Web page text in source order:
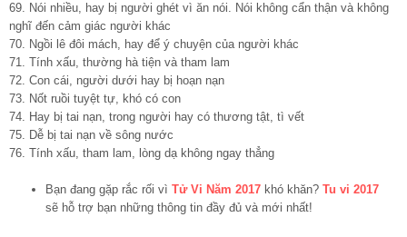
69. Nói nhiều, hay bị người ghét vì ăn nói. Nói không cẩn thận và không
nghĩ đến cảm giác người khác
70. Ngồi lê đôi mách, hay để ý chuyện của người khác
71. Tính xấu, thường hà tiện và tham lam
72. Con cái, người dưới hay bị hoạn nạn
73. Nốt ruồi tuyệt tự, khó có con
74. Hay bị tai nạn, trong người hay có thương tật, tì vết
75. Dễ bị tai nạn về sông nước
76. Tính xấu, tham lam, lòng dạ không ngay thẳng
Bạn đang gặp rắc rối vì Tử Vi Năm 2017 khó khăn? Tu vi 2017
sẽ hỗ trợ bạn những thông tin đầy đủ và mới nhất!